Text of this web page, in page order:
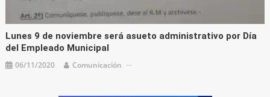
Lunes 9 de noviembre será asueto administrativo por Día
del Empleado Municipal
06/11/2020 Comunicación